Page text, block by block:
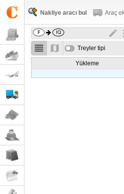
Nakliye aracı bul Araç
Treyler tipi
Yükleme